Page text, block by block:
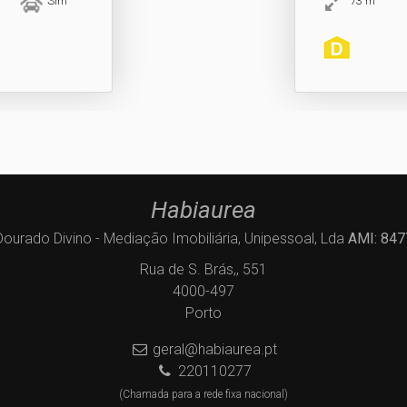
Habiaurea
Divino - Mediação Imobiliária, Unipessoal, Lda AMI:
Rua de S. Brás,, 551
4000-497
Porto
geral@habiaurea.pt
220110277
(Chamada para a rede fixa nacional)